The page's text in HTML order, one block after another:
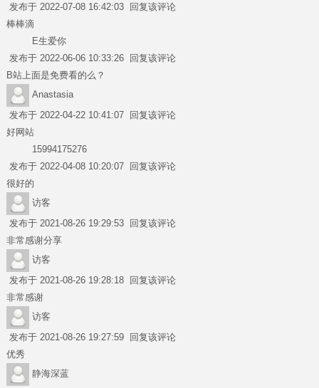
发布于 2022-07-08 16:42:03
回复该评论
棒棒滴
E生爱你
发布于 2022-06-06 10:33:26
回复该评论
B站上面是免费看的么？
Anastasia
发布于 2022-04-22 10:41:07
回复该评论
好网站
15994175276
发布于 2022-04-08 10:20:07
回复该评论
很好的
访客
发布于 2021-08-26 19:29:53
回复该评论
非常感谢分享
访客
发布于 2021-08-26 19:28:18
回复该评论
非常感谢
访客
发布于 2021-08-26 19:27:59
回复该评论
优秀
静海深蓝